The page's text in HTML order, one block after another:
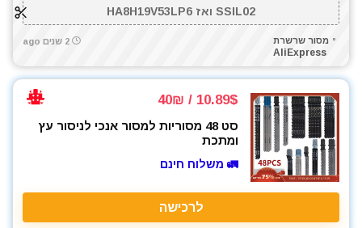
SSIL02 ואז HA8H19V53LP6
מסור שרשרת
AliExpress
2 שנים ago
10.89$ / 40₪
סט 48 מסוריות למסור אנכי לניסור עץ
ומתכת
🚛 משלוח חינם
לרכישה